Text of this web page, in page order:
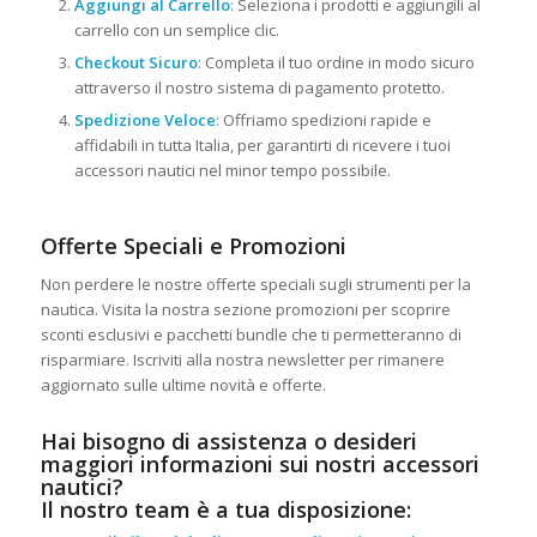
Aggiungi al Carrello: Seleziona i prodotti e aggiungili al
carrello con un semplice clic.
Checkout Sicuro: Completa il tuo ordine in modo sicuro
attraverso il nostro sistema di pagamento protetto.
Spedizione Veloce: Offriamo spedizioni rapide e
affidabili in tutta Italia, per garantirti di ricevere i tuoi
accessori nautici nel minor tempo possibile.
Offerte Speciali e Promozioni
Non perdere le nostre offerte speciali sugli strumenti per la
nautica. Visita la nostra sezione promozioni per scoprire
sconti esclusivi e pacchetti bundle che ti permetteranno di
risparmiare. Iscriviti alla nostra newsletter per rimanere
aggiornato sulle ultime novità e offerte.
Hai bisogno di assistenza o desideri
maggiori informazioni sui nostri accessori
nautici?
Il nostro team è a tua disposizione: